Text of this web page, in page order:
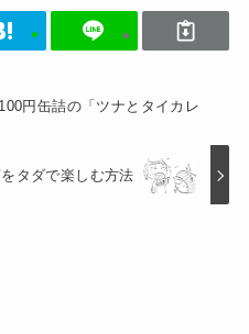
円缶詰の「ツナとタイカレ
タダで楽しむ方法